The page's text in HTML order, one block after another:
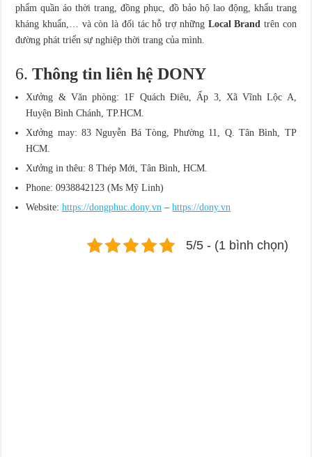
phẩm quần áo thời trang, đồng phục, đồ bảo hộ lao động, khẩu trang
kháng khuẩn,… và còn là đối tác hỗ trợ nhữngLocal Brand trên con
đường phát triển sự nghiệp thời trang của mình.
6.Thông tin liên hệ DONY
Xưởng & Văn phòng: 1F Quách Điêu, Ấp 3, Xã Vĩnh Lộc A,
Huyện Bình Chánh, TP.HCM.
Xưởng may: 83 Nguyễn Bá Tòng, Phường 11, Q. Tân Bình, TP
HCM.
Xưởng in thêu: 8 Thép Mới, Tân Bình, HCM.
Phone: 0938842123 (Ms Mỹ Linh)
Website:https://dongphuc.dony.vn –https://dony.vn
5/5 - (1 bình chọn)